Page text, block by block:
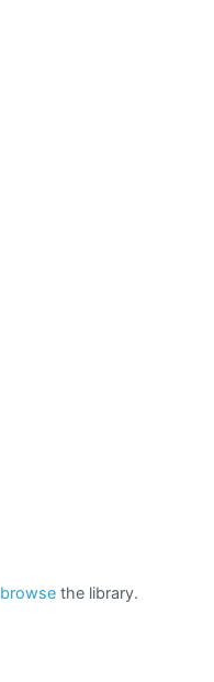
browsethe library.